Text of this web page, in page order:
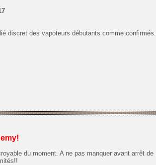
discret des vapoteurs débutants comme confirmés.
du moment. A ne pas manquer avant arrêt de